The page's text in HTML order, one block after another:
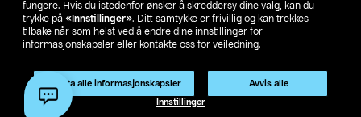
fungere. Hvis du istedenfor ønsker å skreddersy dine valg, kan du
trykke på «Innstillinger». Ditt samtykke er frivillig og kan trekkes
tilbake når som helst ved å endre dine innstillinger for
informasjonskapsler eller kontakte oss for veiledning.
Godta alle informasjonskapsler Avvis alle
Innstillinger
Legg i handlekurv
Privacy statement Medlemsvilkår Kjøpsvilkår
For bedrifter
Endre til priser ekskl. moms